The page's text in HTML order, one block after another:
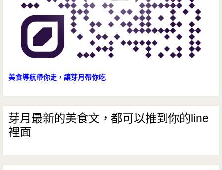
美食導航帶你走，讓芽月帶你吃
芽月最新的美食文，都可以推到你的line
裡面